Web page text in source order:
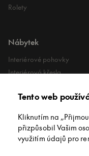
Rolety
Nábytek
Interiérové pohovky
Interiérová křesla
Lehátka
Exteriérové pufy
Tento web
Kliknutím na
přizpůsobil Vašim
využitím údajů pro